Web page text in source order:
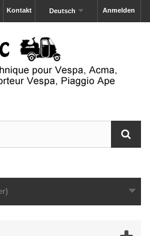
Anmelden
Deutsch
Kontakt